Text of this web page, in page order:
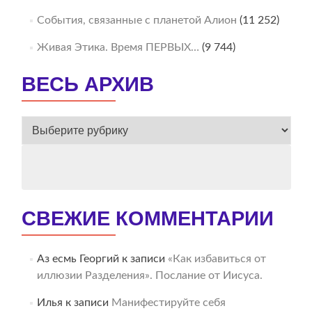
События, связанные с планетой Алион (11 252)
Живая Этика. Время ПЕРВЫХ… (9 744)
ВЕСЬ АРХИВ
ВЕСЬ
СВЕЖИЕ КОММЕНТАРИИ
Аз есмь Георгий к записи «Как избавиться от
иллюзии Разделения». Послание от Иисуса.
Илья к записи Манифестируйте себя